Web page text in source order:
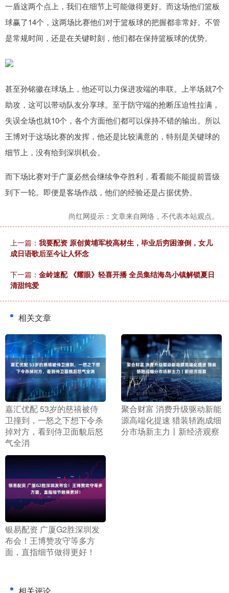
一盾这两个点上，我们在细节上可能做得更好。而这场他们篮板
球赢了14个，这两场比赛他们对于篮板球的把握都非常好。不管
是常规时间，还是在关键时刻，他们都在保持篮板球的优势。
甚至孙铭徽在球场上，他还可以力保进攻端的串联。上半场就7个
助攻，这可以带动队友分享球。至于防守端的抢断压迫性拉满，
失误全场也就10个，各个方面他们都可以保持不错的输出。所以
王博对于这场比赛的发挥，他还是比较满意的，特别是关键球的
细节上，没有给到深圳机会。
而下场比赛对于广厦必然会继续争夺胜利，看看能不能提前晋级
到下一轮。即便是客场作战，他们的经验还是占据优势。
尚红网提示：文章来自网络，不代表本站观点。
上一篇： 我要配资 原创黄埔军校高材生，毕业后穷困潦倒，女儿
成日语歌后至今让人怀念
下一篇： 金岭速配 《耀眼》轻喜开播 全员集结海岛小镇解锁夏日
清甜纯爱
相关文章
​嘉汇优配 53岁的慈禧被侍
卫撞到，一怒之下想下令杀
掉对方，看到侍卫面貌后怒
气全消
​聚合财富 消费升级驱动新能
源高端化提速 猎装轿跑成细
分市场新主力丨新经济观察
​银易配资 广厦G2胜深圳发
布会！王博赞攻守等多方
面，直指细节做得更好！